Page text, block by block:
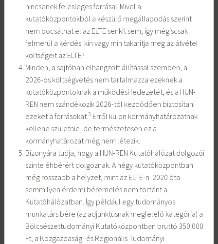
nincsenek felesleges forrásai. Mivel a
kutatóközpontokból a készülő megállapodás szerint
nem bocsáthat el az ELTE senkit sem, így mégiscsak
felmerül a kérdés: kin vagy min takarítja meg az átvétel
költségeit az ELTE?
Minden, a sajtóban elhangzott állítással szemben, a
2026-os költségvetés nem tartalmazza ezeknek a
kutatóközpontoknak a működési fedezetét, és a HUN-
REN nem szándékozik 2026-tól kezdődően biztosítani
ezeket a forrásokat.3 Erről külön kormányhatározatnak
kellene születnie, de természetesen ez a
kormányhatározat még nem létezik.
Bizonyára tudja, hogy a HUN-REN Kutatóhálózat dolgozói
szinte éhbérért dolgoznak. A négy kutatóközpontban
még rosszabb a helyzet, mint az ELTE-n. 2020 óta
semmilyen érdemi béremelés nem történt a
Kutatóhálózatban. Így például egy tudományos
munkatárs bére (az adjunktusnak megfelelő kategória) a
Bölcsészettudományi Kutatóközpontban bruttó 350.000
Ft, a Közgazdaság- és Regionális Tudományi